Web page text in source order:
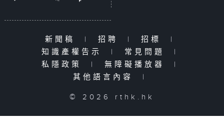
新聞稿 | 招聘 | 招標
|
知識產權告示
| 常見問題
|
私隱政策
| 無障礙播放器
|
其他語言內容
|
© 2026 rthk.hk